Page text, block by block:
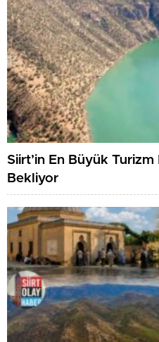
Siirt’in En Büyük Turizm
Bekliyor